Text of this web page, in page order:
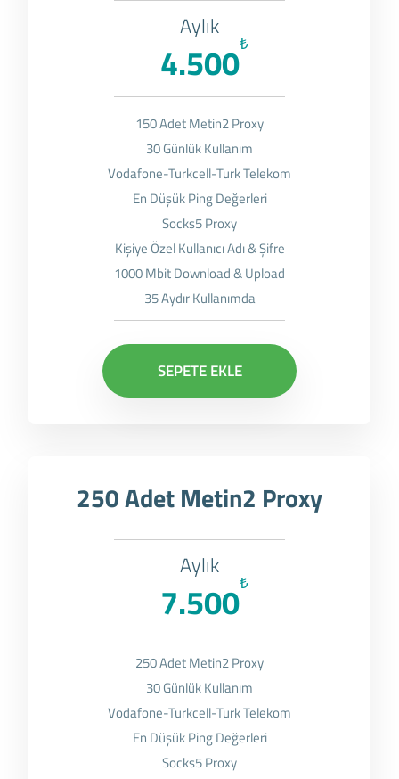
Aylık
₺
4.500
150 Adet Metin2 Proxy
30 Günlük Kullanım
Vodafone-Turkcell-Turk Telekom
En Düşük Ping Değerleri
Socks5 Proxy
Kişiye Özel Kullanıcı Adı & Şifre
1000 Mbit Download & Upload
35 Aydır Kullanımda
SEPETE EKLE
250 Adet Metin2 Proxy
Aylık
₺
7.500
250 Adet Metin2 Proxy
30 Günlük Kullanım
Vodafone-Turkcell-Turk Telekom
En Düşük Ping Değerleri
Socks5 Proxy